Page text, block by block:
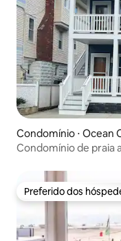
Condomínio ⋅ Ocean
Condomínio de praia
Preferido dos
Preferido dos